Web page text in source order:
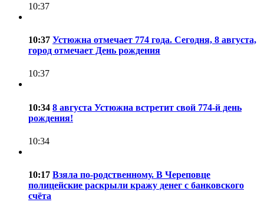
10:37
10:37 Устюжна отмечает 774 года. Сегодня, 8 августа,
город отмечает День рождения
10:37
10:34 8 августа Устюжна встретит свой 774-й день
рождения!
10:34
10:17 Взяла по-родственному. В Череповце
полицейские раскрыли кражу денег с банковского
счёта